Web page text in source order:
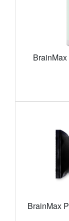
BrainMax